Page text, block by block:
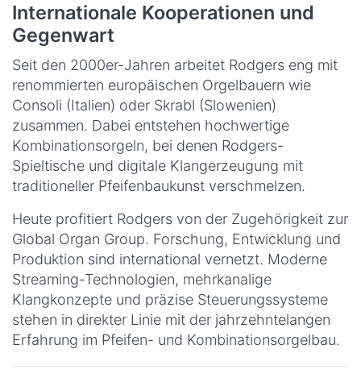
Internationale Kooperationen und
Gegenwart
Seit den 2000er-Jahren arbeitet Rodgers eng mit
renommierten europäischen Orgelbauern wie
Consoli (Italien) oder Skrabl (Slowenien)
zusammen. Dabei entstehen hochwertige
Kombinationsorgeln, bei denen Rodgers-
Spieltische und digitale Klangerzeugung mit
traditioneller Pfeifenbaukunst verschmelzen.
Heute profitiert Rodgers von der Zugehörigkeit zur
Global Organ Group. Forschung, Entwicklung und
Produktion sind international vernetzt. Moderne
Streaming-Technologien, mehrkanalige
Klangkonzepte und präzise Steuerungssysteme
stehen in direkter Linie mit der jahrzehntelangen
Erfahrung im Pfeifen- und Kombinationsorgelbau.